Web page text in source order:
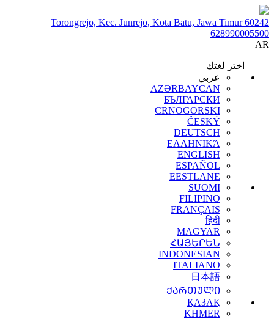
Torongrejo, Kec. Junrejo, Kota Batu, Jawa Timur 60242
628990005500
AR
اختر لغتك
عربي
AZƏRBAYCAN
БЪЛГАРСКИ
CRNOGORSKI
ČESKÝ
DEUTSCH
ΕΛΛΗΝΙΚΆ
ENGLISH
ESPAÑOL
EESTLANE
SUOMI
FILIPINO
FRANÇAIS
हिंदी
MAGYAR
ՀԱՅԵՐԵՆ
INDONESIAN
ITALIANO
日本語
ᲥᲐᲠᲗᲣᲚᲘ
ҚАЗАҚ
KHMER